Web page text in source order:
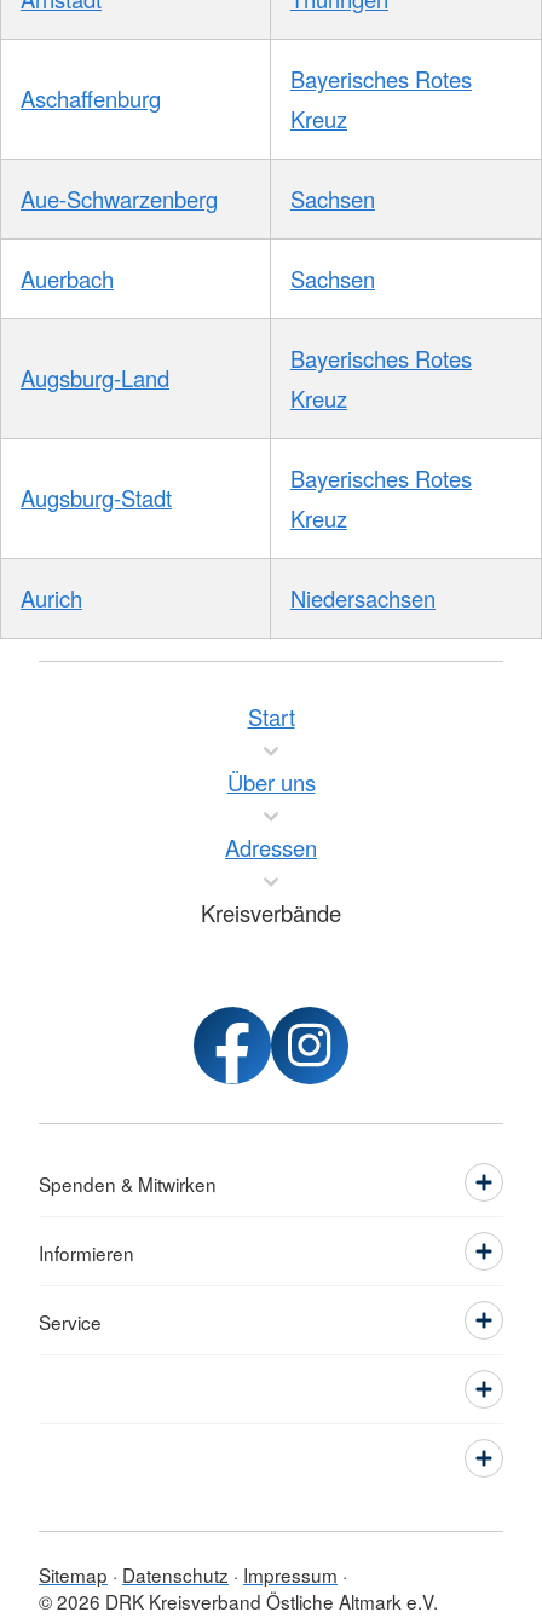
Aschaffenburg
Bayerisches Rotes
Kreuz
Aue-Schwarzenberg Sachsen
Auerbach Sachsen
Augsburg-Land
Bayerisches Rotes
Kreuz
Augsburg-Stadt
Bayerisches Rotes
Kreuz
Aurich Niedersachsen
Start
Über uns
Adressen
Kreisverbände
Spenden & Mitwirken
Informieren
Service
Sitemap Datenschutz
Impressum
© 2026 DRK Kreisverband Östliche Altmark e.V.